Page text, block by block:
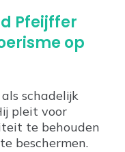
Pfeijffer
op
schadelijk
pleit voor
te behouden
beschermen.